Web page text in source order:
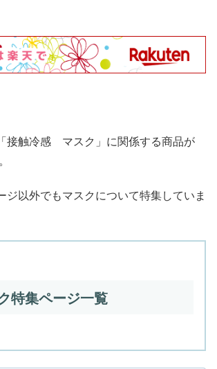
接触冷感 マスク」に関係する商品が
ジ以外でもマスクについて特集していま
特集ページ一覧